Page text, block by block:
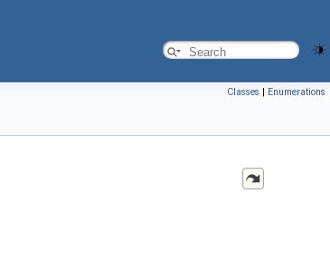
Classes | Enumerations